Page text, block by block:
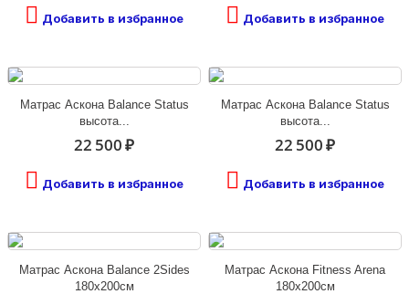
Добавить в избранное Добавить в избранное
Матрас Аскона Balance Status
высота...
22 500 ₽
Добавить в избранное
Матрас Аскона Balance Status
высота...
22 500 ₽
Добавить в избранное
Матрас Аскона Balance 2Sides
180х200см
Матрас Аскона Fitness Arena
180х200см